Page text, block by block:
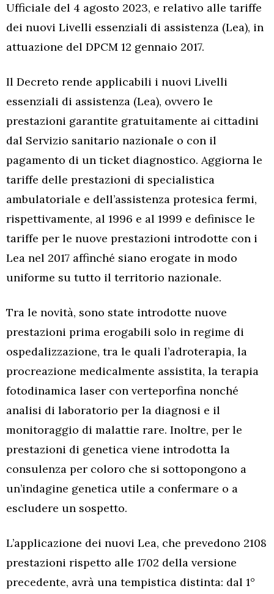
Ufficiale del 4 agosto 2023, e relativo alle tariffe
dei nuovi Livelli essenziali di assistenza (Lea), in
attuazione del DPCM 12 gennaio 2017.
Il Decreto rende applicabili i nuovi Livelli
essenziali di assistenza (Lea), ovvero le
prestazioni garantite gratuitamente ai cittadini
dal Servizio sanitario nazionale o con il
pagamento di un ticket diagnostico. Aggiorna le
tariffe delle prestazioni di specialistica
ambulatoriale e dell’assistenza protesica fermi,
rispettivamente, al 1996 e al 1999 e definisce le
tariffe per le nuove prestazioni introdotte con i
Lea nel 2017 affinché siano erogate in modo
uniforme su tutto il territorio nazionale.
Tra le novità, sono state introdotte nuove
prestazioni prima erogabili solo in regime di
ospedalizzazione, tra le quali l’adroterapia, la
procreazione medicalmente assistita, la terapia
fotodinamica laser con verteporfina nonché
analisi di laboratorio per la diagnosi e il
monitoraggio di malattie rare. Inoltre, per le
prestazioni di genetica viene introdotta la
consulenza per coloro che si sottopongono a
un’indagine genetica utile a confermare o a
escludere un sospetto.
L’applicazione dei nuovi Lea, che prevedono 2108
prestazioni rispetto alle 1702 della versione
precedente, avrà una tempistica distinta: dal 1°